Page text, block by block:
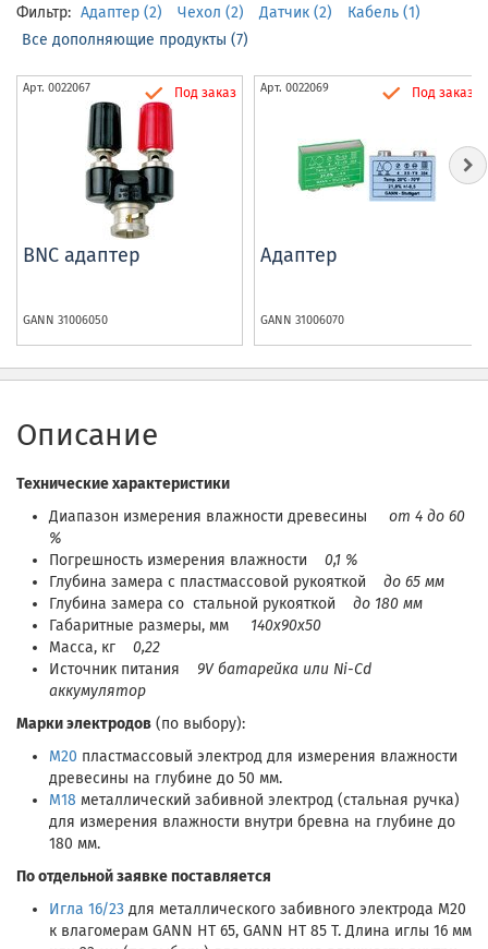
Фильтр: Адаптер (2) Чехол (2) Датчик (2)
Кабель (1)
Все дополняющие продукты (7)
Арт. 0022067 Под заказ
BNC адаптер
GANN 31006050
Арт. 0022069 Под заказ
Адаптер
GANN 31006070
Описание
Технические характеристики
Диапазон измерения влажности древесины от 4 до 60
%
Погрешность измерения влажности 0,1 %
Глубина замера с пластмассовой рукояткой до 65 мм
Глубина замера со стальной рукояткой до 180 мм
Габаритные размеры, мм 140x90х50
Масса, кг 0,22
Источник питания 9V батарейка или Ni-Сd
аккумулятор
Марки электродов (по выбору):
M20 пластмассовый электрод для измерения влажности
древесины на глубине до 50 мм.
M18 металлический забивной электрод (стальная ручка)
для измерения влажности внутри бревна на глубине до
180 мм.
По отдельной заявке поставляется
Игла 16/23 для металлического забивного электрода М20
к влагомерам GANN HT 65, GANN HT 85 T. Длина иглы 16 мм